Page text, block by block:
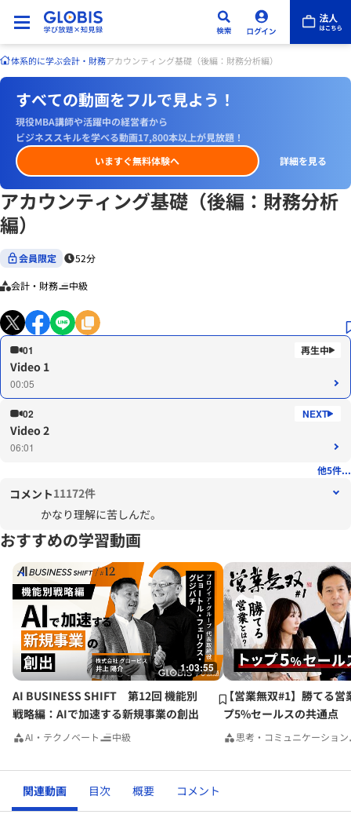
体系的に学ぶ会計・財務アカウンティング基礎（後編：財務分析編）
すべての動画をフルで見よう！
現役MBA講師や活躍中の経営者から
ビジネススキルを学べる動画17,800本以上が見放題！
いますぐ無料体験へ
詳細を見る
アカウンティング基礎（後編：財務分析
編）
会員限定 52分
会計・財務 中級
01
Video 1
00:05
02
Video 2
06:01
他5件...
コメント11172件
かなり理解に苦しんだ。
おすすめの学習動画
1:03:55
AI BUSINESS SHIFT 第12回 機能別
戦略編：AIで加速する新規事業の創出
AI・テクノベート 中級
【営業無双#1】勝てる営
プ5%セールスの共通点
思考・コミュニケーション
関連動画 目次 概要 コメント